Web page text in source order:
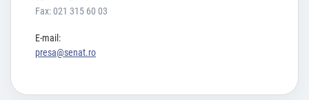
Fax: 021 315 60 03
E-mail:
presa@senat.ro